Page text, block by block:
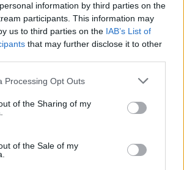
information by third parties on the
participants. This information may
us to third parties on the IAB’s List of
that may further disclose it to other
Processing Opt Outs
of the Sharing of my
of the Sale of my
para Ver las Estrellas: